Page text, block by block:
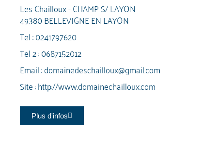
Les Chailloux - CHAMP S/ LAYON
49380 BELLEVIGNE EN LAYON
Tel :0241797620
Tel 2 :0687152012
Email :domainedeschailloux@gmail.com
Site :http://www.domainechailloux.com
Plus d'infos